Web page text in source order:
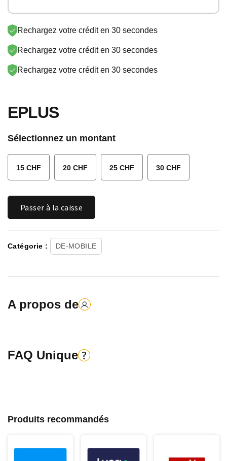
LEBARA
SONY PSN SKY
NETFLIX GOOGLE
Rechargez votre crédit en 30 secondes
Rechargez votre crédit en 30 secondes
Rechargez votre crédit en 30 secondes
EPLUS
Sélectionnez un montant
15 CHF 20 CHF 25 CHF 30 CHF
EPLUSPasser à la caisse
Catégorie : DE-MOBILE
A propos de
FAQ Unique
Produits recommandés